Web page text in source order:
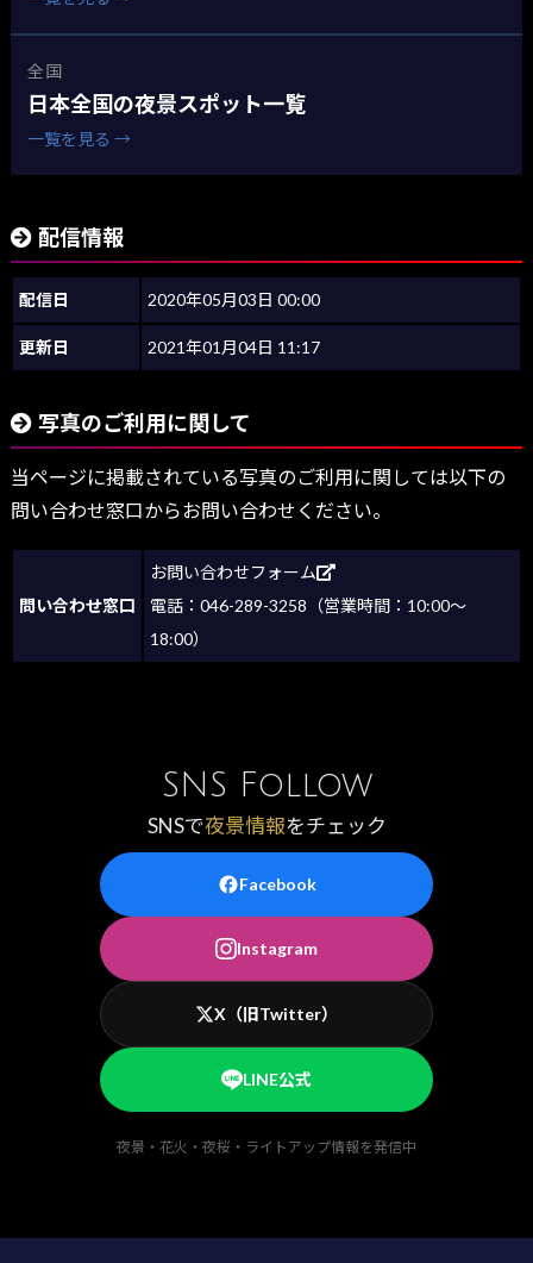
全国
日本全国の夜景スポット一覧
一覧を見る →
配信情報
配信日 2020年05月03日 00:00
更新日 2021年01月04日 11:17
写真のご利用に関して
当ページに掲載されている写真のご利用に関しては以下の
問い合わせ窓口からお問い合わせください。
問い合わせ窓口
お問い合わせフォーム
電話：046-289-3258（営業時間：10:00～
18:00）
SNS Follow
SNSで夜景情報をチェック
Facebook
Instagram
X（旧Twitter）
LINE公式
夜景・花火・夜桜・ライトアップ情報を発信中